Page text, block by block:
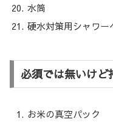
水筒
硬水対策用シャワー
必須では無いけど
お米の真空パック